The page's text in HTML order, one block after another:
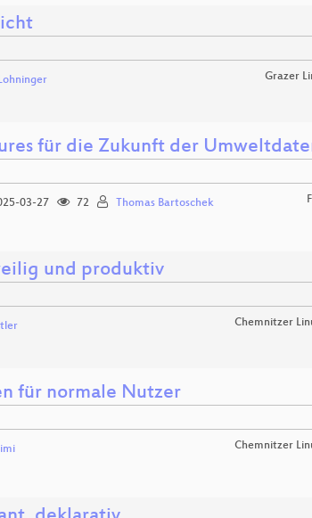
Grazer
für die Zukunft der
03-27 72 Thomas Bartoschek
und produktiv
Chemnitzer
für normale Nutzer
Chemnitzer